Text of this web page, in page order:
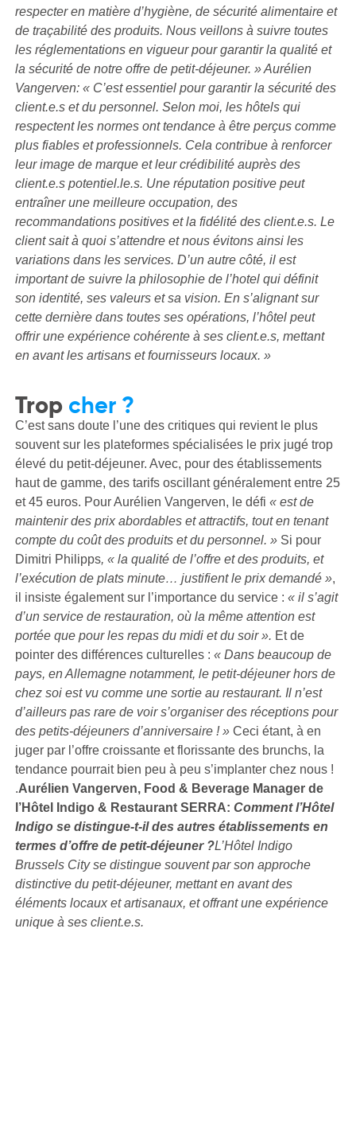
respecter en matière d’hygiène, de sécurité alimentaire et
de traçabilité des produits. Nous veillons à suivre toutes
les réglementations en vigueur pour garantir la qualité et
la sécurité de notre offre de petit-déjeuner. » Aurélien
Vangerven: « C’est essentiel pour garantir la sécurité des
client.e.s et du personnel. Selon moi, les hôtels qui
respectent les normes ont tendance à être perçus comme
plus fiables et professionnels. Cela contribue à renforcer
leur image de marque et leur crédibilité auprès des
client.e.s potentiel.le.s. Une réputation positive peut
entraîner une meilleure occupation, des
recommandations positives et la fidélité des client.e.s. Le
client sait à quoi s’attendre et nous évitons ainsi les
variations dans les services. D’un autre côté, il est
important de suivre la philosophie de l’hotel qui définit
son identité, ses valeurs et sa vision. En s’alignant sur
cette dernière dans toutes ses opérations, l’hôtel peut
offrir une expérience cohérente à ses client.e.s, mettant
en avant les artisans et fournisseurs locaux. »
Trop cher ?
C’est sans doute l’une des critiques qui revient le plus
souvent sur les plateformes spécialisées le prix jugé trop
élevé du petit-déjeuner. Avec, pour des établissements
haut de gamme, des tarifs oscillant généralement entre 25
et 45 euros. Pour Aurélien Vangerven, le défi « est de
maintenir des prix abordables et attractifs, tout en tenant
compte du coût des produits et du personnel. »Si pour
Dimitri Philipps, « la qualité de l’offre et des produits, et
l’exécution de plats minute… justifient le prix demandé »,
il insiste également sur l’importance du service : « il s’agit
d’un service de restauration, où la même attention est
portée que pour les repas du midi et du soir ». Et de
pointer des différences culturelles : « Dans beaucoup de
pays, en Allemagne notamment, le petit-déjeuner hors de
chez soi est vu comme une sortie au restaurant. Il n’est
d’ailleurs pas rare de voir s’organiser des réceptions pour
des petits-déjeuners d’anniversaire ! »Ceci étant, à en
juger par l’offre croissante et florissante des brunchs, la
tendance pourrait bien peu à peu s’implanter chez nous !
.Aurélien Vangerven, Food & Beverage Manager de
l’Hôtel Indigo & Restaurant SERRA: Comment l’Hôtel
Indigo se distingue-t-il des autres établissements en
termes d’offre de petit-déjeuner ?L’Hôtel Indigo
Brussels City se distingue souvent par son approche
distinctive du petit-déjeuner, mettant en avant des
éléments locaux et artisanaux, et offrant une expérience
unique à ses client.e.s.